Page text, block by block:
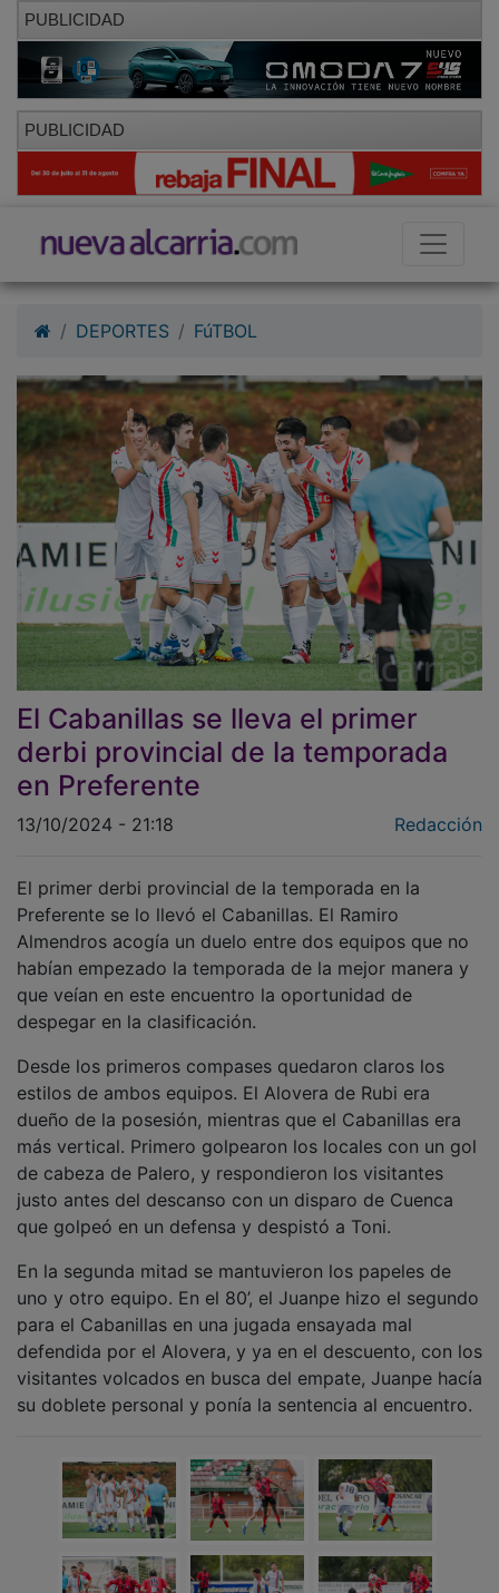
PUBLICIDAD
PUBLICIDAD
El Cabanillas se lleva el primer
derbi provincial de la temporada
en Preferente
Preferente se lo llevó el Cabanillas. El Ramiro
Almendros acogía un duelo entre dos equipos que no
habían empezado la temporada de la mejor manera y
que veían en este encuentro la oportunidad de
despegar en la clasificación.
estilos de ambos equipos. El Alovera de Rubi era
dueño de la posesión, mientras que el Cabanillas era
más vertical. Primero golpearon los locales con un gol
de cabeza de Palero, y respondieron los visitantes
justo antes del descanso con un disparo de Cuenca
que golpeó en un defensa y despistó a Toni.
uno y otro equipo. En el 80’, el Juanpe hizo el segundo
para el Cabanillas en una jugada ensayada mal
defendida por el Alovera, y ya en el descuento, con los
visitantes volcados en busca del empate, Juanpe hacía
su doblete personal y ponía la sentencia al encuentro.